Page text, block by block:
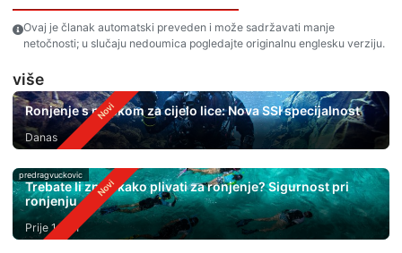
Ovaj je članak automatski preveden i može sadržavati manje
netočnosti; u slučaju nedoumica pogledajte originalnu englesku verziju.
više
Ronjenje s maskom za cijelo lice: Nova SSI specijalnost
Danas
predragvuckovic
Trebate li znati kako plivati ​​za ronjenje? Sigurnost pri
ronjenju
Prije 1 dan